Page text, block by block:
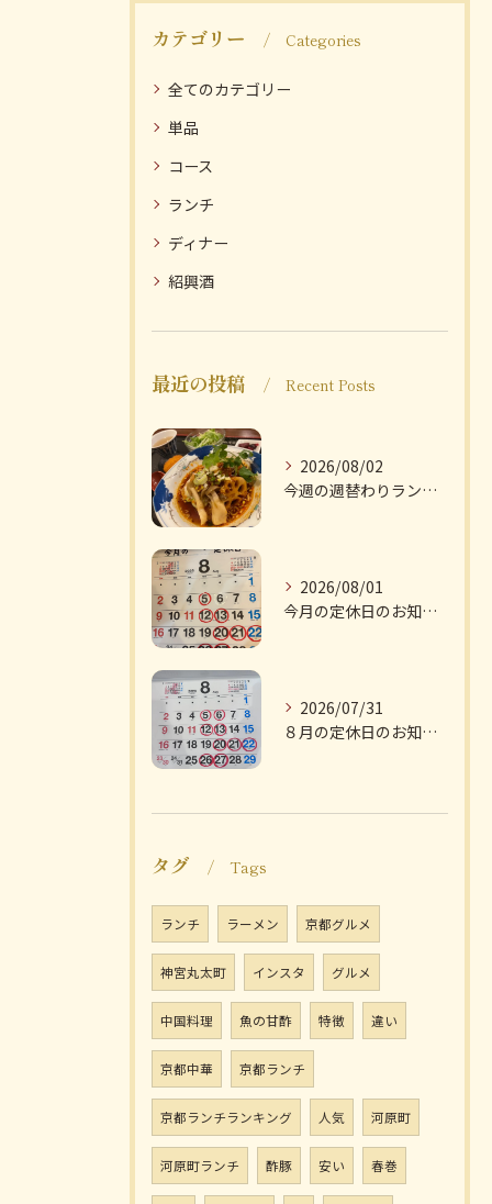
カテゴリー Categories
全てのカテゴリー
単品
コース
ランチ
ディナー
紹興酒
最近の投稿 Recent Posts
2026/08/02
今週の週替わりランチのご紹介です
2026/08/01
今月の定休日のお知らせです
2026/07/31
８月の定休日のお知らせです
タグ Tags
ランチ ラーメン 京都グルメ
神宮丸太町 インスタ グルメ
中国料理 魚の甘酢 特徴 違い
京都中華 京都ランチ
京都ランチランキング 人気 河原町
河原町ランチ 酢豚 安い 春巻